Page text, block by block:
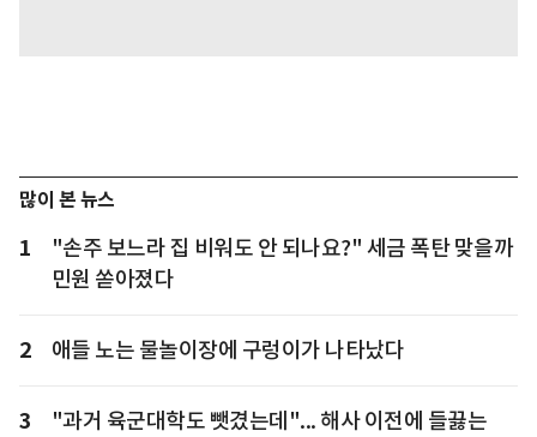
많이 본 뉴스
1
"손주 보느라 집 비워도 안 되나요?" 세금 폭탄 맞을까
민원 쏟아졌다
2 애들 노는 물놀이장에 구렁이가 나타났다
3
"과거 육군대학도 뺏겼는데"... 해사 이전에 들끓는